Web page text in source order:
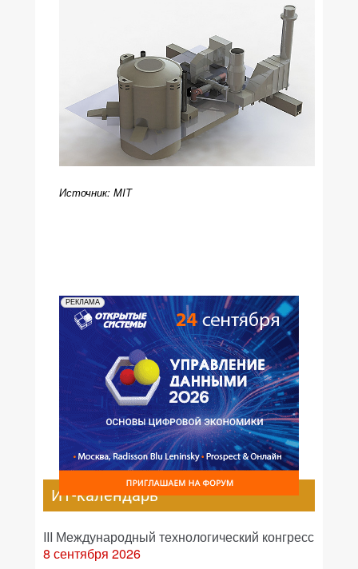
Источник: MIT
РЕКЛАМА
ИТ-календарь
III Международный технологический конгресс
8 сентября 2026